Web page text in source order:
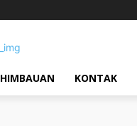
HIMBAUAN KONTAK